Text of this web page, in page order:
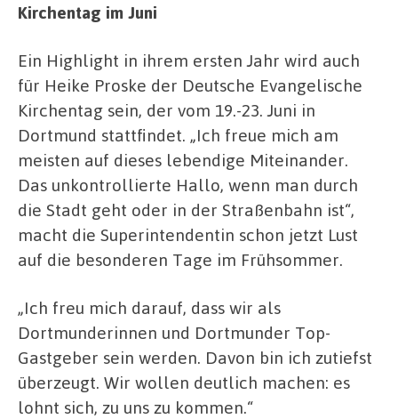
Kirchentag im Juni
Ein Highlight in ihrem ersten Jahr wird auch
für Heike Proske der Deutsche Evangelische
Kirchentag sein, der vom 19.-23. Juni in
Dortmund stattfindet. „Ich freue mich am
meisten auf dieses lebendige Miteinander.
Das unkontrollierte Hallo, wenn man durch
die Stadt geht oder in der Straßenbahn ist“,
macht die Superintendentin schon jetzt Lust
auf die besonderen Tage im Frühsommer.
„Ich freu mich darauf, dass wir als
Dortmunderinnen und Dortmunder Top-
Gastgeber sein werden. Davon bin ich zutiefst
überzeugt. Wir wollen deutlich machen: es
lohnt sich, zu uns zu kommen.“